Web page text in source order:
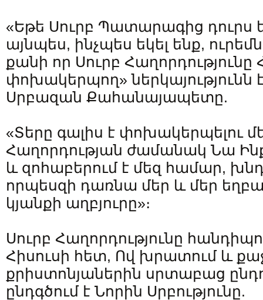
«Եթե Սուրբ Պատարագից դուրս
այնպես, ինչպես եկել ենք,
քանի որ Սուրբ
փոխակերպող» ներկայությունն
Սրբազան Քահանայապետը.
«Տերը գալիս է փոխակերպելու
Հաղորդության ժամանակ Նա
և զոհաբերում է մեզ համար,
որպեսզի դառնա մեր և մեր
կյանքի աղբյուրը»։
Սուրբ Հաղորդությունը
Հիսուսի հետ, Ով խրատում և
քրիստոնյաներին սրտաբաց
ընդգծում է Նորին Սրբությունը.